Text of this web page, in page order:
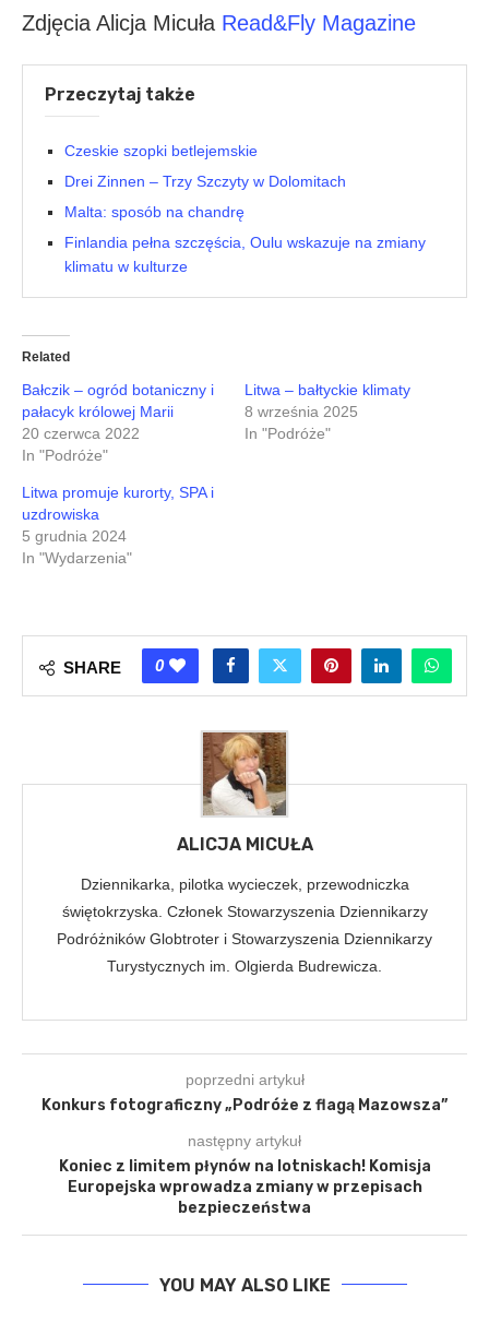
Zdjęcia Alicja Micuła Read&Fly Magazine
Przeczytaj także
Czeskie szopki betlejemskie
Drei Zinnen – Trzy Szczyty w Dolomitach
Malta: sposób na chandrę
Finlandia pełna szczęścia, Oulu wskazuje na zmiany
klimatu w kulturze
Related
Bałczik – ogród botaniczny i
pałacyk królowej Marii
20 czerwca 2022
In "Podróże"
Litwa – bałtyckie klimaty
8 września 2025
In "Podróże"
Litwa promuje kurorty, SPA i
uzdrowiska
5 grudnia 2024
In "Wydarzenia"
SHARE 0
ALICJA MICUŁA
Dziennikarka, pilotka wycieczek, przewodniczka
świętokrzyska. Członek Stowarzyszenia Dziennikarzy
Podróżników Globtroter i Stowarzyszenia Dziennikarzy
Turystycznych im. Olgierda Budrewicza.
poprzedni artykuł
Konkurs fotograficzny „Podróże z flagą Mazowsza”
następny artykuł
Koniec z limitem płynów na lotniskach! Komisja
Europejska wprowadza zmiany w przepisach
bezpieczeństwa
YOU MAY ALSO LIKE